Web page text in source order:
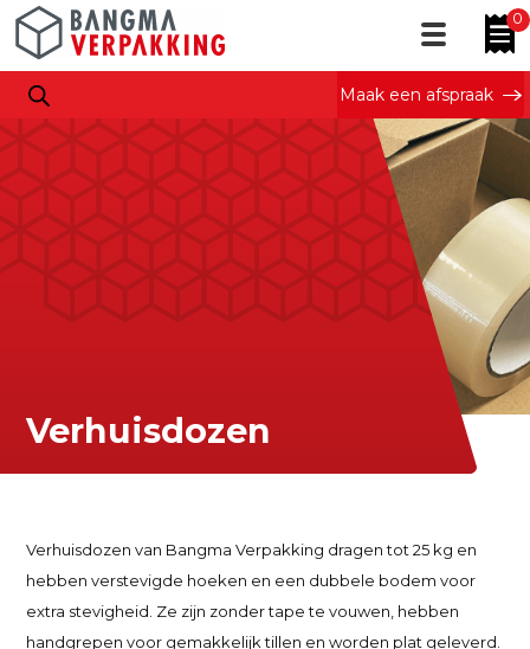
0
Maak een afspraak
Verhuisdozen
Verhuisdozen van Bangma Verpakking dragen tot 25 kg en
hebben verstevigde hoeken en een dubbele bodem voor
extra stevigheid. Ze zijn zonder tape te vouwen, hebben
handgrepen voor gemakkelijk tillen en worden plat geleverd.